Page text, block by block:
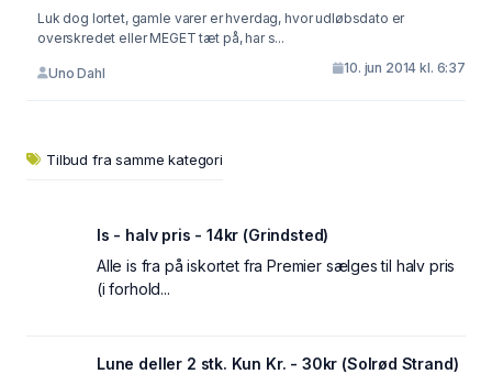
Luk dog lortet, gamle varer er hverdag, hvor udløbsdato er
overskredet eller MEGET tæt på, har s...
Uno Dahl 10. jun 2014 kl. 6:37
Tilbud fra samme kategori
Is - halv pris - 14kr (Grindsted)
Alle is fra på iskortet fra Premier sælges til halv pris
(i forhold...
Lune deller 2 stk. Kun Kr. - 30kr (Solrød Strand)